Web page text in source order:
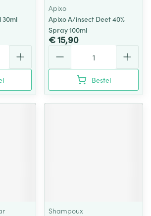
30ml
Apixo
Apixo A/insect Deet 40%
Spray 100ml
€ 15,90
Bestel
Shampoux